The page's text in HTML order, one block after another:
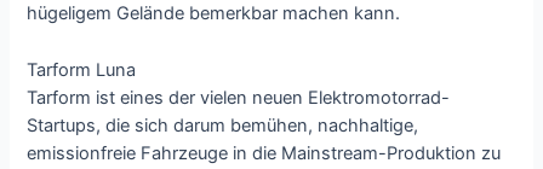
hügeligem Gelände bemerkbar machen kann.
Tarform Luna
Tarform ist eines der vielen neuen Elektromotorrad-
Startups, die sich darum bemühen, nachhaltige,
emissionfreie Fahrzeuge in die Mainstream-Produktion zu